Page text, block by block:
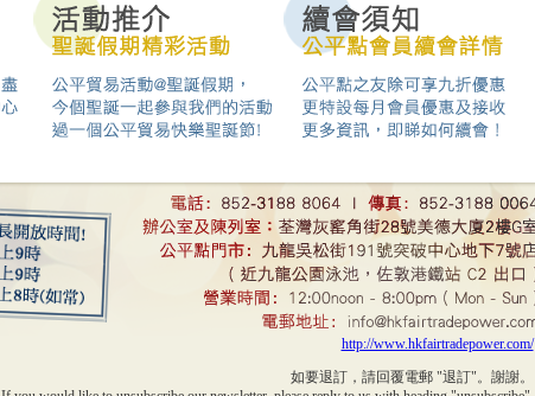
http://www.hkfairtradepower.com/
如要退訂，請回覆電郵 "退訂"。謝謝。